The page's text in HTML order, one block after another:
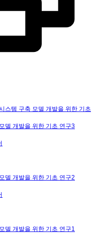
스템 구축 모델 개발을 위한 기초
델 개발을 위한 기초 연구3
델 개발을 위한 기초 연구2
델 개발을 위한 기초 연구1